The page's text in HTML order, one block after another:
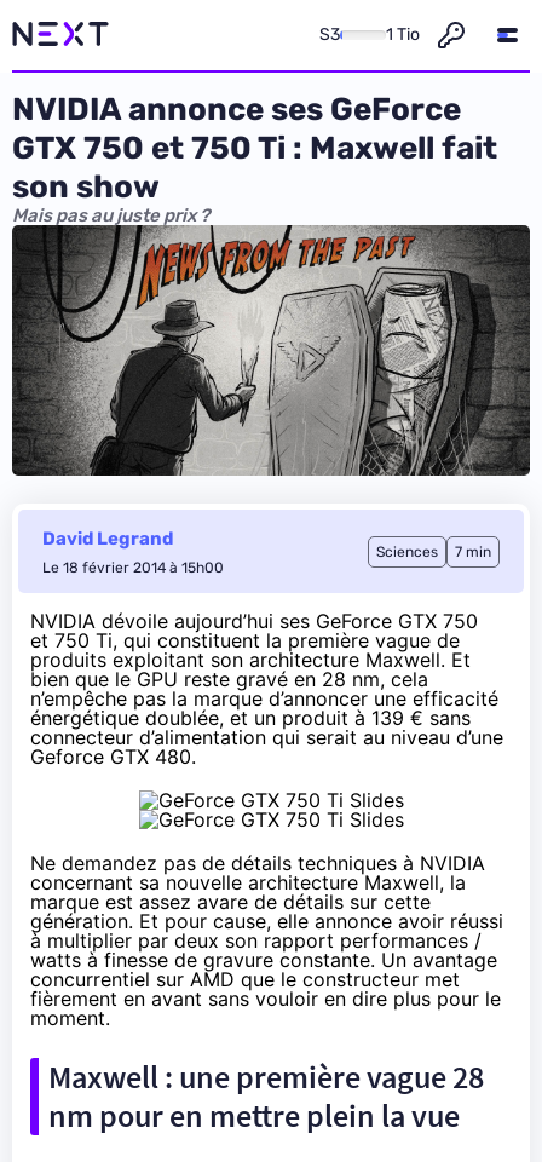
S3 1 Tio
NVIDIA annonce ses GeForce
GTX 750 et 750 Ti : Maxwell fait
son show
Mais pas au juste prix ?
David Legrand
Le 18 février 2014 à 15h00
Sciences 7 min
NVIDIA dévoile aujourd’hui ses GeForce GTX 750
et 750 Ti, qui constituent la première vague de
produits exploitant son architecture Maxwell. Et
bien que le GPU reste gravé en 28 nm, cela
n’empêche pas la marque d’annoncer une efficacité
énergétique doublée, et un produit à 139 € sans
connecteur d’alimentation qui serait au niveau d’une
Geforce GTX 480.
Ne demandez pas de détails techniques à NVIDIA
concernant sa nouvelle architecture Maxwell, la
marque est assez avare de détails sur cette
génération. Et pour cause, elle annonce avoir réussi
à multiplier par deux son rapport performances /
watts à finesse de gravure constante. Un avantage
concurrentiel sur AMD que le constructeur met
fièrement en avant sans vouloir en dire plus pour le
moment.
Maxwell : une première vague 28
nm pour en mettre plein la vue